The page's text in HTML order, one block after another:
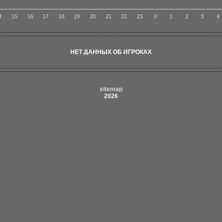
15 16 17 18 19 20 21 22 23 0 1 2 3 4
НЕТ ДАННЫХ ОБ ИГРОКАХ
sitemap
2026